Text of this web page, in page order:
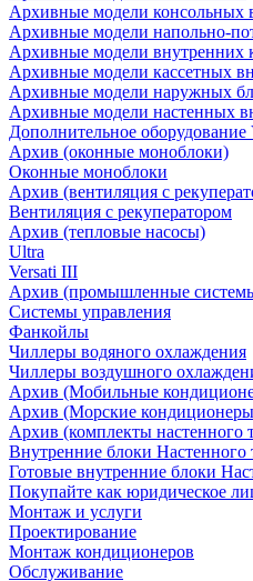
Архивные модели консольных
Архивные модели напольно-
Архивные модели внутренних
Архивные модели кассетных
Архивные модели наружных
Архивные модели настенных
Дополнительное
Архив (оконные моноблоки)
Оконные моноблоки
Архив (вентиляция с
Вентиляция с рекуператором
Архив (тепловые насосы)
Ultra
Versati III
Архив (промышленные
Системы управления
Фанкойлы
Чиллеры водяного охлаждения
Чиллеры воздушного
Архив (Мобильные
Архив (Морские
Архив (комплекты настенного
Внутренние блоки
Готовые внутренние блоки
Покупайте как юридическое
Монтаж и услуги
Проектирование
Монтаж кондиционеров
Обслуживание